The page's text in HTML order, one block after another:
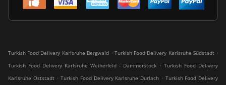
Turkish Food Delivery Karlsruhe Bergwald . Turkish Food Delivery Karlsruhe Südstadt .
Turkish Food Delivery Karlsruhe Weiherfeld - Dammerstock . Turkish Food Delivery
Karlsruhe Oststadt . Turkish Food Delivery Karlsruhe Durlach . Turkish Food Delivery